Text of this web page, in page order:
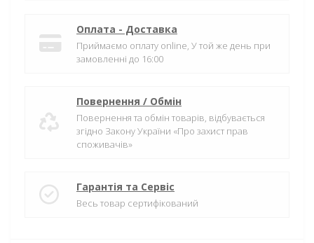
Оплата - Доставка
Приймаємо оплату online, У той же день при
замовленні до 16:00
Повернення / Обмін
Повернення та обмін товарів, відбувається
згідно Закону України «Про захист прав
споживачів»
Гарантія та Сервіс
Весь товар сертифікований